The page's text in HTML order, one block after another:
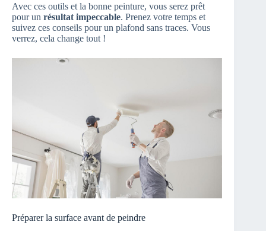
Avec ces outils et la bonne peinture, vous serez prêt
pour un résultat impeccable. Prenez votre temps et
suivez ces conseils pour un plafond sans traces. Vous
verrez, cela change tout !
Préparer la surface avant de peindre